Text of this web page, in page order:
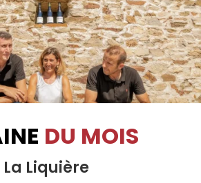
DU MOIS
Liquière